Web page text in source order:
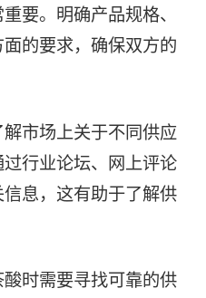
要。明确产品规格、
的要求，确保双方的
市场上关于不同供应
行业论坛、网上评论
息，这有助于了解供
时需要寻找可靠的供